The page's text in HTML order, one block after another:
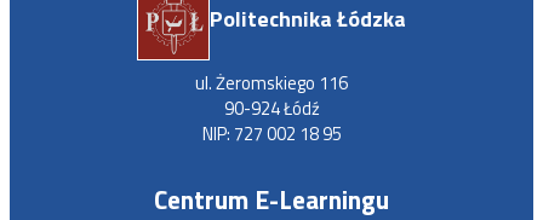
Politechnika Łódzka
ul. Żeromskiego 116
90-924 Łódź
NIP: 727 002 18 95
Centrum E-Learningu